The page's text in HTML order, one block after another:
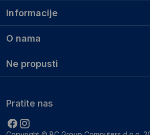
Informacije
O nama
Ne propusti
Pratite nas